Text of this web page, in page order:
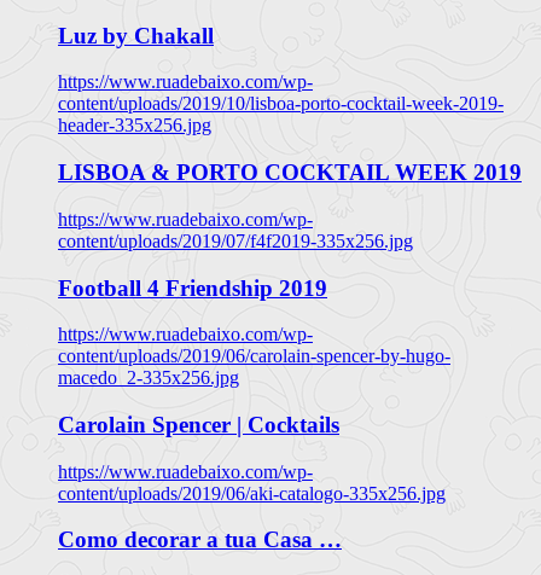
Luz by Chakall
https://www.ruadebaixo.com/wp-
content/uploads/2019/10/lisboa-porto-cocktail-week-2019-
header-335x256.jpg
LISBOA & PORTO COCKTAIL WEEK 2019
https://www.ruadebaixo.com/wp-
content/uploads/2019/07/f4f2019-335x256.jpg
Football 4 Friendship 2019
https://www.ruadebaixo.com/wp-
content/uploads/2019/06/carolain-spencer-by-hugo-
macedo_2-335x256.jpg
Carolain Spencer | Cocktails
https://www.ruadebaixo.com/wp-
content/uploads/2019/06/aki-catalogo-335x256.jpg
Como decorar a tua Casa …